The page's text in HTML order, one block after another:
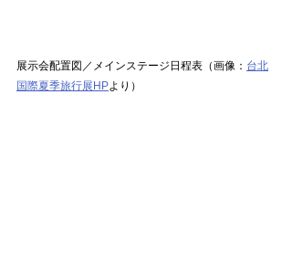
展示会配置図／メインステージ日程表（画像： 台北
国際夏季旅行展HPより）